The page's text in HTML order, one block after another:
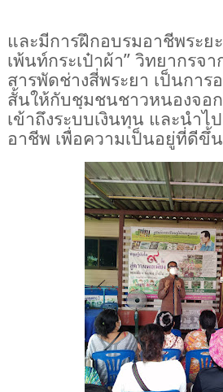
และมีการฝึกอบรมอาชีพระย
เพ้นท์กระเป๋าผ้า” วิทยากรจา
สารพัดช่างสี่พระยา เป็นการ
สั้นให้กับชุมชนชาวหนองจอ
เข้าถึงระบบเงินทุน และนำ
อาชีพ เพื่อความเป็นอยู่ที่ดีขึ้